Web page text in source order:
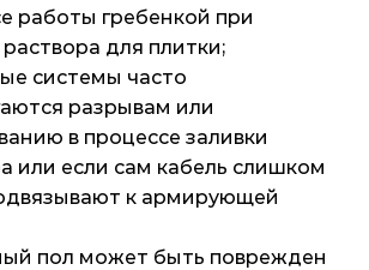
работы гребенкой при
для плитки;
системы часто
разрывам или
в процессе заливки
или если сам кабель слишком
к армирующей
пол может быть поврежден